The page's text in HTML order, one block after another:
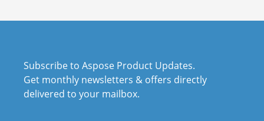
Subscribe to Aspose Product Updates.
Get monthly newsletters & offers directly
delivered to your mailbox.